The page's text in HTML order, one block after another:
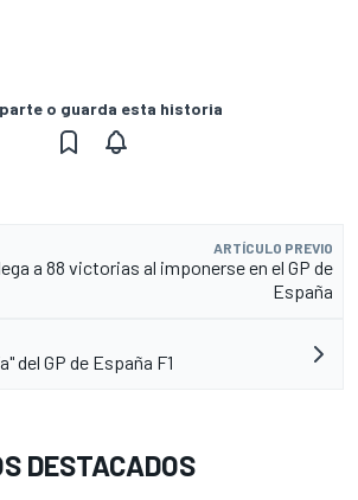
o guarda esta historia
ARTÍCULO PREVIO
a 88 victorias al imponerse en el GP de
España
del GP de España F1
DESTACADOS